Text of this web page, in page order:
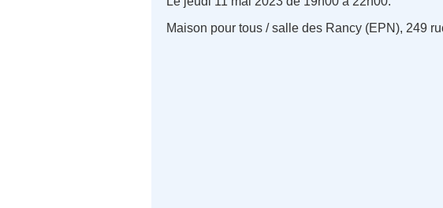
Maison pour tous / salle des Rancy (EPN), 249